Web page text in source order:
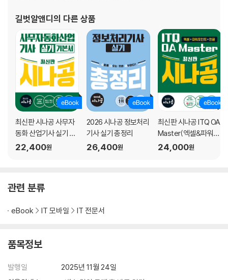
[4과목. 프로그래밍 언어 활용]
1장. 서버 프로그램 구현
2장. 프로그래밍 언어 활용
3장. 응용 SW 기초 기술 활용
[5과목. 정보시스템 구축 관리]
1장. 소프트웨어 개발 방법론 활용
2장. IT프로젝트 정보 시스템 구축 관리
3장. 소프트웨어 개발 보안 구축
[별책부록] 기출문제집
2025년 5월 정보처리기사 필기
2024년 5월 정보처리기사 필기
2023년 7월 정보처리기사 필기
길벗알앤디 의 다른 상품
최신판 시나공 사무자
동화 산업기사 실기 기
본서
22,400원
2026 시나공 정보처리
기사 실기 총정리
26,400원
최신판 시나공 ITQ OA
Master(엑셀&파워포
인트ver.2021+한글v
24,000원
관련 분류
eBook IT 모바일 IT 전문서
품목정보
발행일
2025년 11월 24일